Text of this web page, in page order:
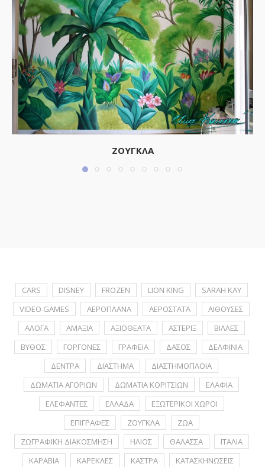
ΖΟΥΓΚΛΑ
CARS DISNEY FROZEN LION KING
SARAH KAY
VIDEO GAMES
ΑΕΡΟΠΛΑΝΑ ΑΕΡΟΣΤΑΤΑ
ΑΙΘΟΥΣΕΣ
ΑΛΟΓΑ
ΑΜΑΞΙΑ ΑΞΙΟΘΕΑΤΑ ΑΣΤΕΡΙΞ
ΒΙΛΛΕΣ
ΒΥΘΟΣ
ΓΟΡΓΟΝΕΣ ΓΡΑΦΕΙΑ ΔΑΣΟΣ
ΔΕΛΦΙΝΙΑ
ΔΕΝΤΡΑ
ΔΙΑΣΤΗΜΑ
ΔΙΑΣΤΗΜΟΠΛΟΙΑ
ΔΩΜΑΤΙΑ ΑΓΟΡΙΩΝ
ΔΩΜΑΤΙΑ ΚΟΡΙΤΣΙΩΝ
ΕΛΑΦΙΑ
ΕΛΕΦΑΝΤΕΣ
ΕΛΛΑΔΑ
ΕΞΩΤΕΡΙΚΟΙ ΧΩΡΟΙ
ΕΠΙΓΡΑΦΕΣ
ΖΟΥΓΚΛΑ
ΖΩΑ
ΖΩΓΡΑΦΙΚΗ ΔΙΑΚΟΣΜΗΣΗ
ΗΛΙΟΣ ΘΑΛΑΣΣΑ
ΙΤΑΛΙΑ
ΚΑΡΑΒΙΑ
ΚΑΡΕΚΛΕΣ ΚΑΣΤΡΑ
ΚΑΤΑΣΚΗΝΩΣΕΙΣ